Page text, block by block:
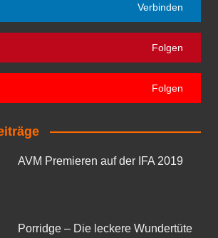
Verbinden
Folgen
Folgen
AVM Premieren auf der IFA 2019
Porridge – Die leckere Wundertüte